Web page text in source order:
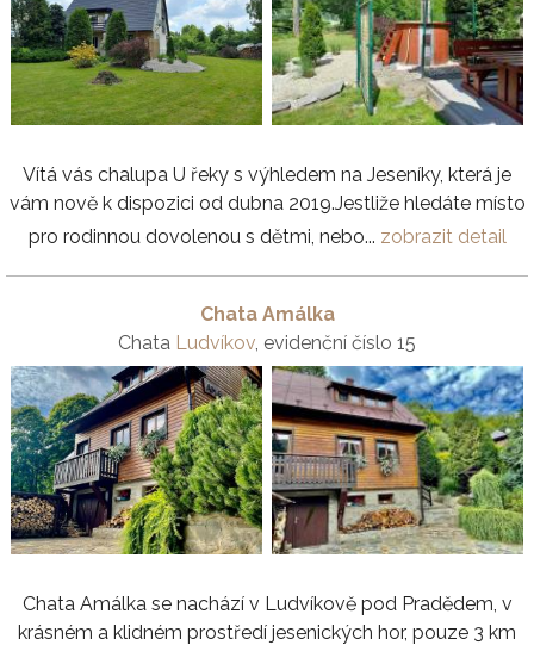
Vítá vás chalupa U řeky s výhledem na Jeseníky, která je
vám nově k dispozici od dubna 2019.Jestliže hledáte místo
pro rodinnou dovolenou s dětmi, nebo... zobrazit detail
Chata Amálka
Chata Ludvíkov, evidenční číslo 15
Chata Amálka se nachází v Ludvíkově pod Pradědem, v
krásném a klidném prostředí jesenických hor, pouze 3 km